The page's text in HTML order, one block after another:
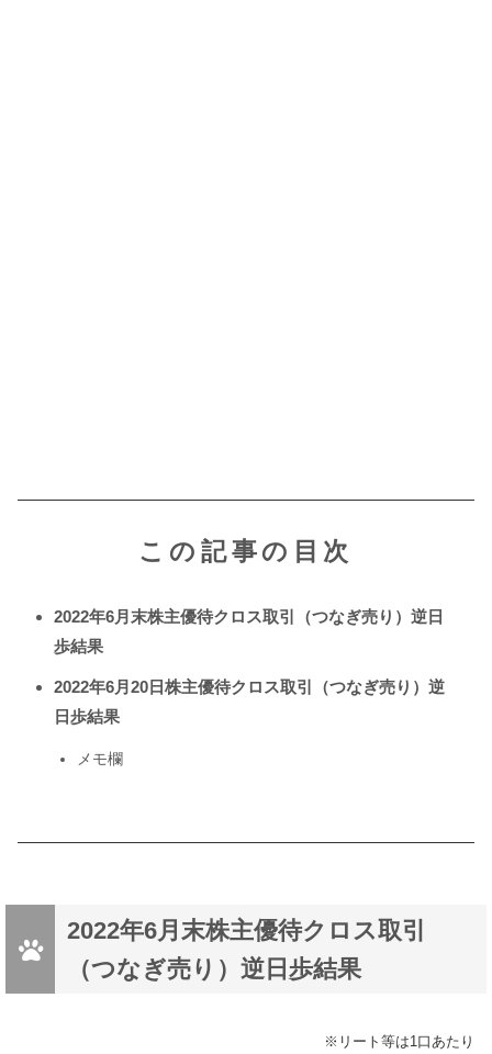
この記事の目次
2022年6月末株主優待クロス取引（つなぎ売り）逆日
歩結果
2022年6月20日株主優待クロス取引（つなぎ売り）逆
日歩結果
メモ欄
2022年6月末株主優待クロス取引
（つなぎ売り）逆日歩結果
※リート等は1口あたり